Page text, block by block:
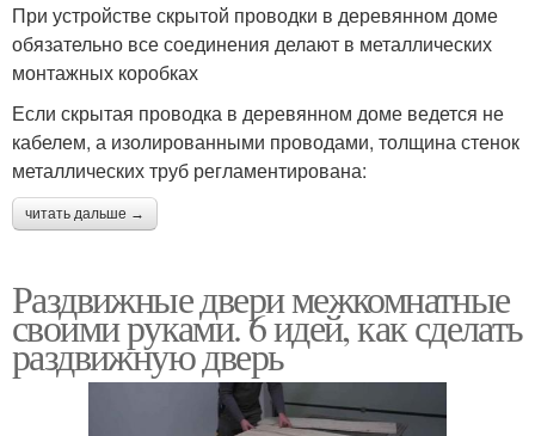
При устройстве скрытой проводки в деревянном доме
обязательно все соединения делают в металлических
монтажных коробках
Если скрытая проводка в деревянном доме ведется не
кабелем, а изолированными проводами, толщина стенок
металлических труб регламентирована:
читать дальше →
Раздвижные двери межкомнатные
своими руками. 6 идей, как сделать
раздвижную дверь